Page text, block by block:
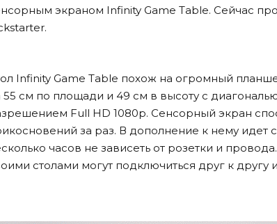
экраном Infinity Game Table. Сейчас
Infinity Game Table похож на огромный
55 см по площади и 49 см в высоту с
Full HD 1080p. Сенсорный экран
за раз. В дополнение к нему идет
часов не зависеть от розетки и
столами могут подключиться друг к другу